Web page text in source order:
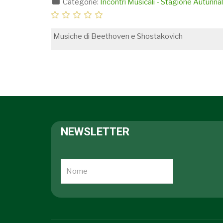
Categorie: Incontri Musicali - Stagione
Musiche di Beethoven e Shostakovich
NEWSLETTER